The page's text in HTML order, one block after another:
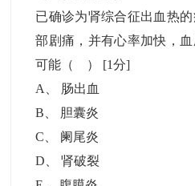
已确诊为肾综合征出血热
部剧痛，并有心率加快，
可能（ ） [1分]
A
肠出血
B
胆囊炎
C
阑尾炎
D 、肾破裂